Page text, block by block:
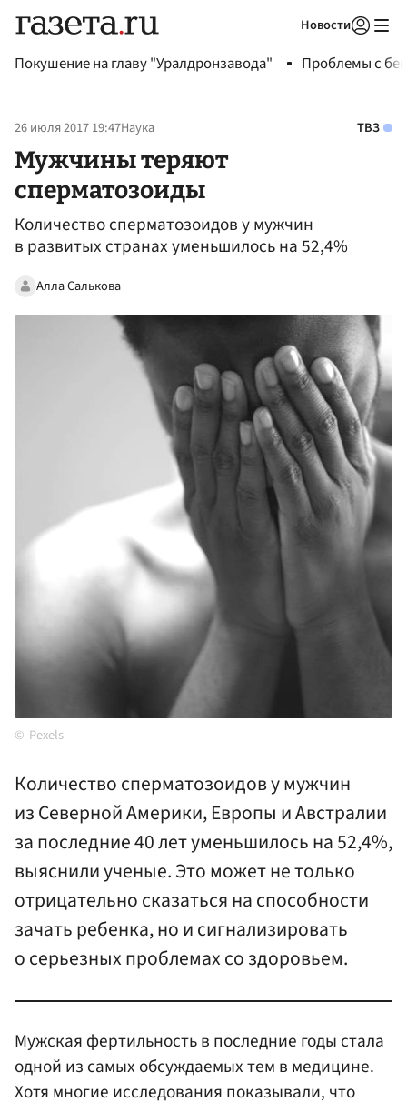
Новости
Покушение на главу "Уралдронзавода" Проблемы с
26 июля 2017 19:47Наука ТВЗ
Мужчины теряют
сперматозоиды
Количество сперматозоидов у мужчин
в развитых странах уменьшилось на 52,4%
Алла Салькова
Pexels
Количество сперматозоидов у мужчин
из Северной Америки, Европы и Австралии
за последние 40 лет уменьшилось на 52,4%,
выяснили ученые. Это может не только
отрицательно сказаться на способности
зачать ребенка, но и сигнализировать
о серьезных проблемах со здоровьем.
Мужская фертильность в последние годы стала
одной из самых обсуждаемых тем в медицине.
Хотя многие исследования показывали, что